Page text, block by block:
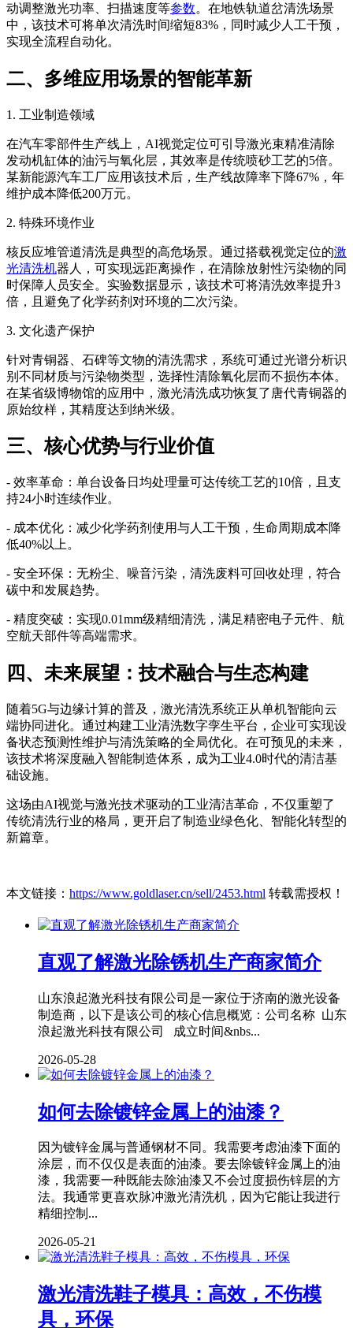
动调整激光功率、扫描速度等参数。在地铁轨道岔清洗场景
中，该技术可将单次清洗时间缩短83%，同时减少人工干预，
实现全流程自动化。
二、多维应用场景的智能革新
1. 工业制造领域
在汽车零部件生产线上，AI视觉定位可引导激光束精准清除
发动机缸体的油污与氧化层，其效率是传统喷砂工艺的5倍。
某新能源汽车工厂应用该技术后，生产线故障率下降67%，年
维护成本降低200万元。
2. 特殊环境作业
核反应堆管道清洗是典型的高危场景。通过搭载视觉定位的激
光清洗机器人，可实现远距离操作，在清除放射性污染物的同
时保障人员安全。实验数据显示，该技术可将清洗效率提升3
倍，且避免了化学药剂对环境的二次污染。
3. 文化遗产保护
针对青铜器、石碑等文物的清洗需求，系统可通过光谱分析识
别不同材质与污染物类型，选择性清除氧化层而不损伤本体。
在某省级博物馆的应用中，激光清洗成功恢复了唐代青铜器的
原始纹样，其精度达到纳米级。
三、核心优势与行业价值
- 效率革命：单台设备日均处理量可达传统工艺的10倍，且支
持24小时连续作业。
- 成本优化：减少化学药剂使用与人工干预，生命周期成本降
低40%以上。
- 安全环保：无粉尘、噪音污染，清洗废料可回收处理，符合
碳中和发展趋势。
- 精度突破：实现0.01mm级精细清洗，满足精密电子元件、航
空航天部件等高端需求。
四、未来展望：技术融合与生态构建
随着5G与边缘计算的普及，激光清洗系统正从单机智能向云
端协同进化。通过构建工业清洗数字孪生平台，企业可实现设
备状态预测性维护与清洗策略的全局优化。在可预见的未来，
该技术将深度融入智能制造体系，成为工业4.0时代的清洁基
础设施。
这场由AI视觉与激光技术驱动的工业清洁革命，不仅重塑了
传统清洗行业的格局，更开启了制造业绿色化、智能化转型的
新篇章。
本文链接： https://www.goldlaser.cn/sell/2453.html 转载需授权！
直观了解激光除锈机生产商家简介
山东浪起激光科技有限公司是一家位于济南的激光设备
制造商，以下是该公司的核心信息概览：公司名称 山东
浪起激光科技有限公司 成立时间&nbs...
2026-05-28
如何去除镀锌金属上的油漆？
因为镀锌金属与普通钢材不同。我需要考虑油漆下面的
涂层，而不仅仅是表面的油漆。要去除镀锌金属上的油
漆，我需要一种既能去除油漆又不会过度损伤锌层的方
法。我通常更喜欢脉冲激光清洗机，因为它能让我进行
精细控制...
2026-05-21
激光清洗鞋子模具：高效，不伤模
具，环保